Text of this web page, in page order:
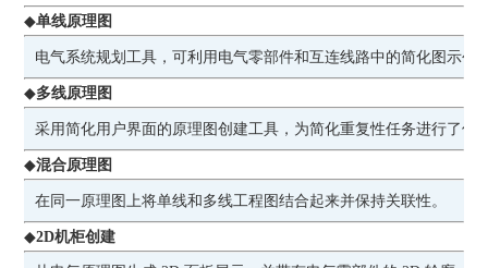
◆单线原理图
电气系统规划工具，可利用电气零部件和互连线路中的简化图示创
◆多线原理图
采用简化用户界面的原理图创建工具，为简化重复性任务进行了优
◆混合原理图
在同一原理图上将单线和多线工程图结合起来并保持关联性。
◆2D机柜创建